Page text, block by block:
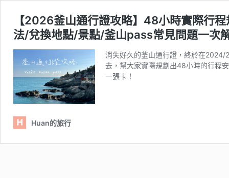
【2026釜山通行證攻略】48小時實際行
法/兌換地點/景點/釜山pass常見問題一次
消失好久的釜山通行證，終於在2024/
去，幫大家實際規劃出48小時的行程
一張卡！
Huan的旅行